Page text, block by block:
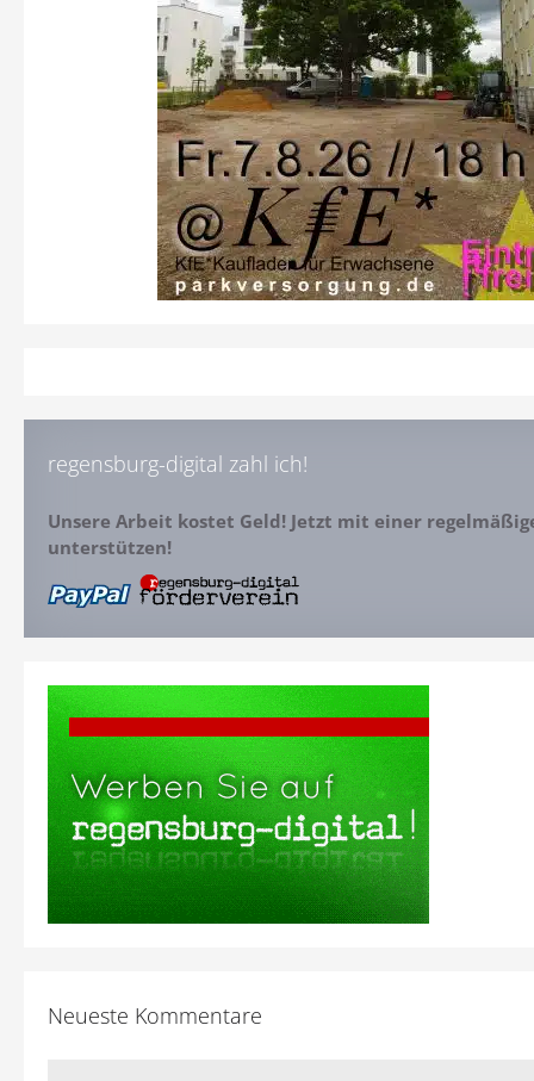
regensburg-digital zahl ich!
Unsere Arbeit kostet Geld! Jetzt mit einer
unterstützen!
Neueste Kommentare